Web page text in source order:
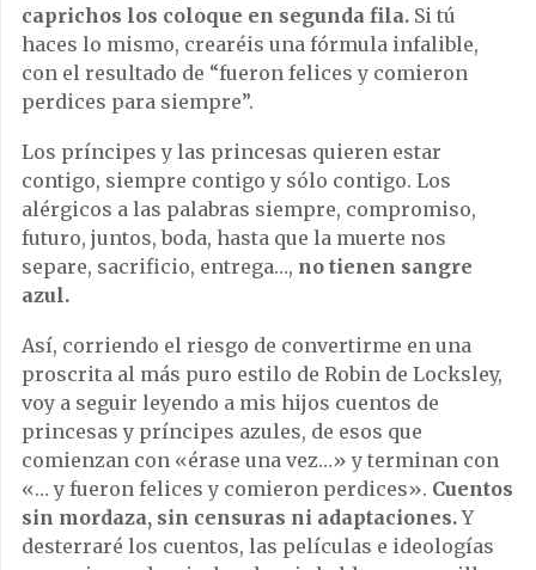
caprichos los coloque en segunda fila. Si tú
haces lo mismo, crearéis una fórmula infalible,
con el resultado de “fueron felices y comieron
perdices para siempre”.
Los príncipes y las princesas quieren estar
contigo, siempre contigo y sólo contigo. Los
alérgicos a las palabras siempre, compromiso,
futuro, juntos, boda, hasta que la muerte nos
separe, sacrificio, entrega…, no tienen sangre
azul.
Así, corriendo el riesgo de convertirme en una
proscrita al más puro estilo de Robin de Locksley,
voy a seguir leyendo a mis hijos cuentos de
princesas y príncipes azules, de esos que
comienzan con «érase una vez…» y terminan con
«… y fueron felices y comieron perdices». Cuentos
sin mordaza, sin censuras ni adaptaciones.Y
desterraré los cuentos, las películas e ideologías